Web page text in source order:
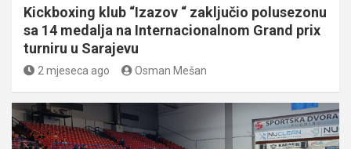
Kickboxing klub “Izazov “ zaključio polusezonu
sa 14 medalja na Internacionalnom Grand prix
turniru u Sarajevu
2 mjeseca ago Osman Mešan